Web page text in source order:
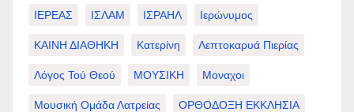
ΙΕΡΕΑΣ ΙΣΛΑΜ ΙΣΡΑΗΛ Ιερώνυμος
ΚΑΙΝΗ ΔΙΑΘΗΚΗ Κατερίνη Λεπτοκαρυά Πιερίας
Λόγος Τού Θεού ΜΟΥΣΙΚΗ Μοναχοι
Μουσική Ομάδα Λατρείας ΟΡΘΟΔΟΞΗ ΕΚΚΛΗΣΙΑ